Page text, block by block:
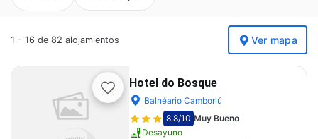
Buscar
1 - 16 de 82 alojamientos Ver mapa
Hotel do Bosque
Balnéario Camboriú
8.8/10 Muy Bueno
Desayuno